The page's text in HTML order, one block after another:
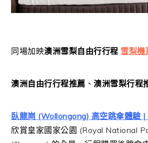
同場加映澳洲雪梨自由行行程 雪梨機
澳洲自由行行程推薦 、澳洲雪梨行程
臥龍崗 (Wollongong) 高空跳傘體驗 |
欣賞皇家國家公園 (Royal National